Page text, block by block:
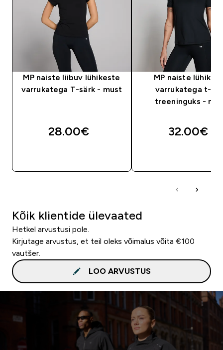
MP naiste liibuv lühikeste
varrukatega T-särk - must
28.00€‎
MP naiste
varrukatega t-
treeninguks -
32.00€‎
Kõik klientide ülevaated
Hetkel arvustusi pole.
Kirjutage arvustus, et teil oleks võimalus võita €100
vautšer.
LOO ARVUSTUS